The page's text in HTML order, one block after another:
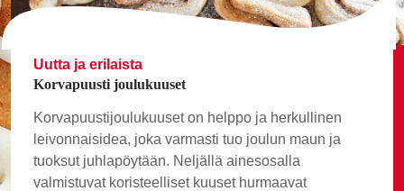
Uutta ja erilaista
Korvapuusti joulukuuset
Korvapuustijoulukuuset on helppo ja herkullinen
leivonnaisidea, joka varmasti tuo joulun maun ja
tuoksut juhlapöytään. Neljällä ainesosalla
valmistuvat koristeelliset kuuset hurmaavat